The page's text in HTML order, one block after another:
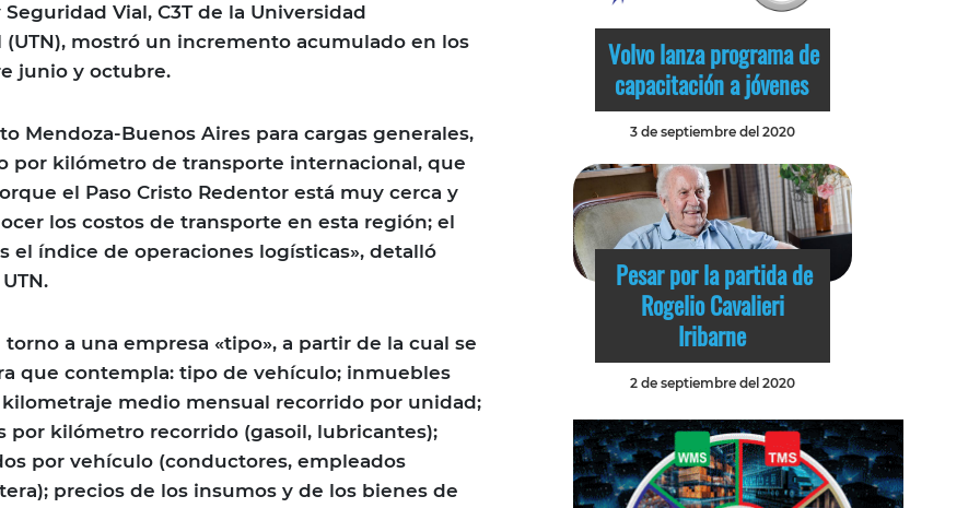
Vial, C3T de la Universidad
(UTN), mostró un incremento acumulado en los
junio y octubre.
Mendoza-Buenos Aires para cargas generales,
por kilómetro de transporte internacional, que
el Paso Cristo Redentor está muy cerca y
los costos de transporte en esta región; el
el índice de operaciones logísticas», detalló
a una empresa «tipo», a partir de la cual se
que contempla: tipo de vehículo; inmuebles
medio mensual recorrido por unidad;
por kilómetro recorrido (gasoil, lubricantes);
por vehículo (conductores, empleados
precios de los insumos y de los bienes de
Volvo lanza programa de
capacitación a jóvenes
3 de septiembre del 2020
Pesar por la partida de
Rogelio Cavalieri
Iribarne
2 de septiembre del 2020